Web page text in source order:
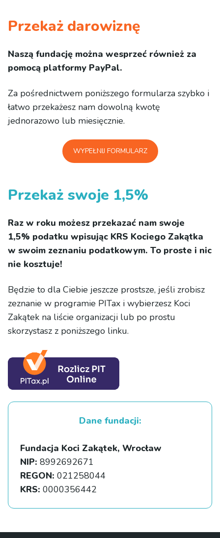
Przekaż darowiznę
Naszą fundację można wesprzeć również za
pomocą platformy PayPal.
Za pośrednictwem poniższego formularza szybko i
łatwo przekażesz nam dowolną kwotę
jednorazowo lub miesięcznie.
WYPEŁNIJ FORMULARZ
Przekaż swoje 1,5%
Raz w roku możesz przekazać nam swoje
1,5% podatku wpisując KRS Kociego Zakątka
w swoim zeznaniu podatkowym. To proste i nic
nie kosztuje!
Będzie to dla Ciebie jeszcze prostsze, jeśli zrobisz
zeznanie w programie PITax i wybierzesz Koci
Zakątek na liście organizacji lub po prostu
skorzystasz z poniższego linku.
Dane fundacji:
Fundacja Koci Zakątek, Wrocław
NIP: 8992692671
REGON: 021258044
KRS: 0000356442